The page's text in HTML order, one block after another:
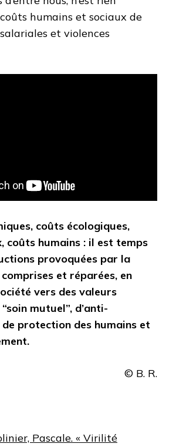
humains et sociaux de
et violences
coûts écologiques,
coûts humains : il est temps
provoquées par la
et réparées, en
vers des valeurs
mutuel”, d’anti-
protection des humains et
© B. R.
Pascale. « Virilité